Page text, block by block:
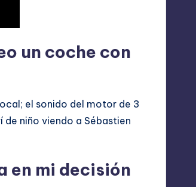
un coche con
el sonido del motor de 3
niño viendo a Sébastien
en mi decisión